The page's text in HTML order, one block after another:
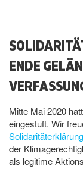
ENDE
Mitte Mai 2020
eingestuft. Wir
Solidaritäterklärung
der
als legitime